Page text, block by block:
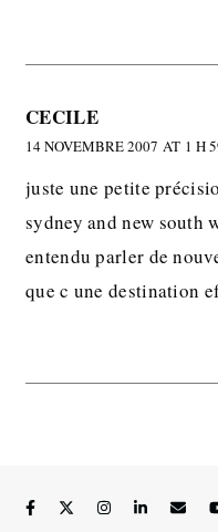
CECILE
14 NOVEMBRE 2007 AT 1 H
juste une petite
sydney and new
entendu parler de
que c une destination